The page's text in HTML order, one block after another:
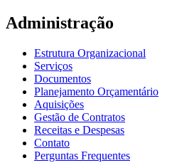
Administração
Estrutura Organizacional
Serviços
Documentos
Planejamento Orçamentário
Aquisições
Gestão de Contratos
Receitas e Despesas
Contato
Perguntas Frequentes